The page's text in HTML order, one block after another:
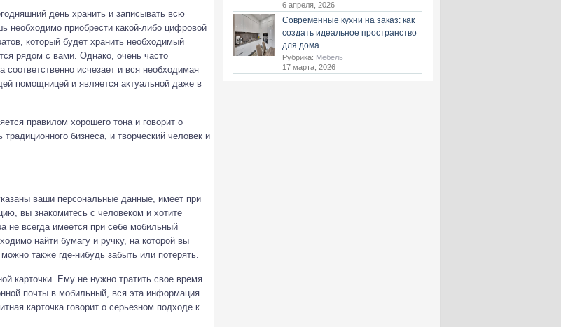
день хранить и записывать всю
необходимо приобрести какой-либо цифровой
который будет хранить необходимый
рядом с вами. Однако, очень часто
соответственно исчезает и вся необходимая
помощницей и является актуальной даже в
правилом хорошего тона и говорит о
бизнеса, и творческий человек и
ваши персональные данные, имеет при
вы знакомитесь с человеком и хотите
не всегда имеется при себе мобильный
найти бумагу и ручку, на которой вы
также где-нибудь забыть или потерять.
карточки. Ему не нужно тратить свое время
почты в мобильный, вся эта информация
карточка говорит о серьезном подходе к
6 апреля, 2026
Современные кухни на заказ: как
создать идеальное пространство
для дома
Рубрика: Мебель
17 марта, 2026